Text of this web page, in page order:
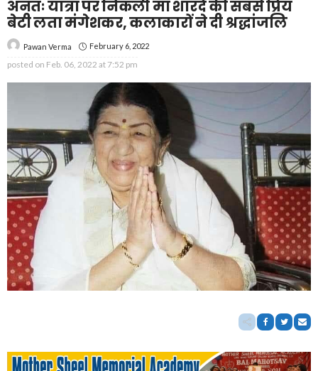
अनंतः यात्रा पर निकली मां शारदे की सबसे प्रिय
बेटी लता मंगेशकर, कलाकारों ने दी श्रद्धांजलि
Pawan Verma February 6, 2022
posted on Feb. 06, 2022 at 7:52 pm